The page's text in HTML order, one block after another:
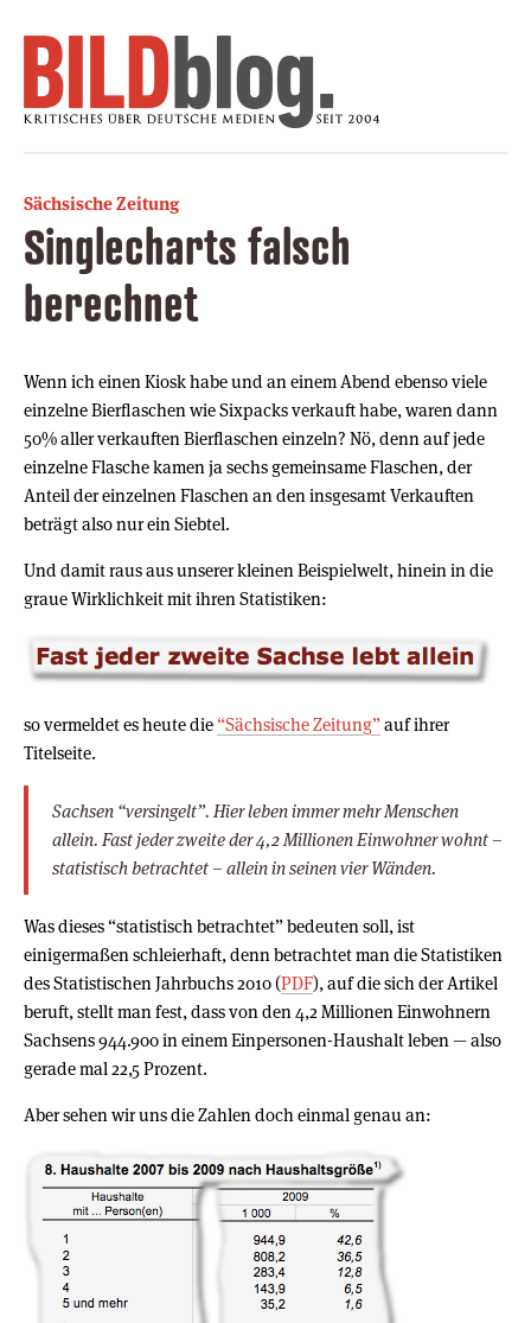
Sächsische Zeitung
Singlecharts falsch
berechnet
Wenn ich einen Kiosk habe und an einem Abend ebenso viele
einzelne Bierflaschen wie Sixpacks verkauft habe, waren dann
50% aller verkauften Bierflaschen einzeln? Nö, denn auf jede
einzelne Flasche kamen ja sechs gemeinsame Flaschen, der
Anteil der einzelnen Flaschen an den insgesamt Verkauften
beträgt also nur ein Siebtel.
Und damit raus aus unserer kleinen Beispielwelt, hinein in die
graue Wirklichkeit mit ihren Statistiken:
so vermeldet es heute die “Sächsische Zeitung”auf ihrer
Titelseite.
Sachsen “versingelt”. Hier leben immer mehr Menschen
allein. Fast jeder zweite der 4,2 Millionen Einwohner wohnt –
statistisch betrachtet – allein in seinen vier Wänden.
Was dieses “statistisch betrachtet” bedeuten soll, ist
einigermaßen schleierhaft, denn betrachtet man die Statistiken
des Statistischen Jahrbuchs 2010 (PDF), auf die sich der Artikel
beruft, stellt man fest, dass von den 4,2 Millionen Einwohnern
Sachsens 944.900 in einem Einpersonen-Haushalt leben — also
gerade mal 22,5 Prozent.
Aber sehen wir uns die Zahlen doch einmal genau an: